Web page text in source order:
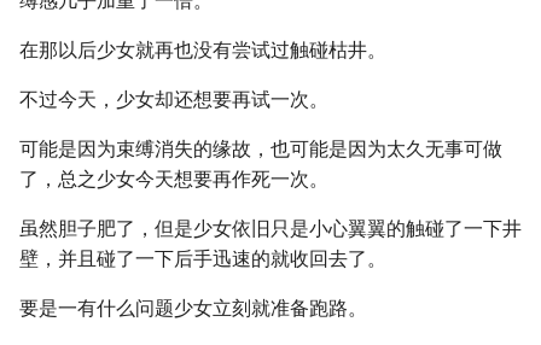
在那以后少女就再也没有尝试过触碰枯井。
不过今天，少女却还想要再试一次。
可能是因为束缚消失的缘故，也可能是因为太久无事可做
了，总之少女今天想要再作死一次。
虽然胆子肥了，但是少女依旧只是小心翼翼的触碰了一下井
壁，并且碰了一下后手迅速的就收回去了。
要是一有什么问题少女立刻就准备跑路。